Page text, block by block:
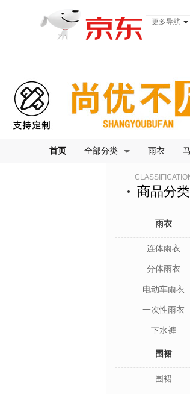
更多导航
首页 全部分类 雨衣
商品分类
雨衣
连体雨衣
分体雨衣
电动车雨衣
一次性雨衣
下水裤
围裙
围裙